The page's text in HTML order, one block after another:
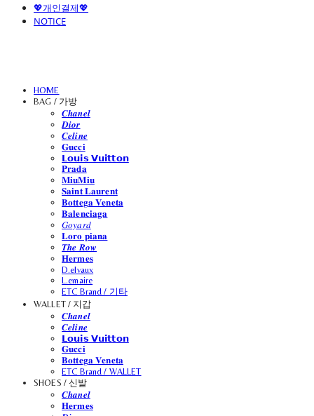
💖개인결제💖
NOTICE
HOME
BAG / 가방
𝑪𝒉𝒂𝒏𝒆𝒍
𝑫𝒊𝒐𝒓
𝑪𝒆𝒍𝒊𝒏𝒆
𝐆𝐮𝐜𝐜𝐢
𝗟𝗼𝘂𝗶𝘀 𝗩𝘂𝗶𝘁𝘁𝗼𝗻
𝐏𝐫𝐚𝐝𝐚
𝐌𝐢𝐮𝐌𝐢𝐮
𝐒𝐚𝐢𝐧𝐭 𝐋𝐚𝐮𝐫𝐞𝐧𝐭
𝐁𝐨𝐭𝐭𝐞𝐠𝐚 𝐕𝐞𝐧𝐞𝐭𝐚
𝐁𝐚𝐥𝐞𝐧𝐜𝐢𝐚𝐠𝐚
𝐺𝑜𝑦𝑎𝑟𝑑
𝐋𝐨𝐫𝐨 𝐩𝐢𝐚𝐧𝐚
𝑻𝒉𝒆 𝑹𝒐𝒘
𝐇𝐞𝐫𝐦𝐞𝐬
D.elvaux
L.emaire
ETC Brand / 기타
WALLET / 지갑
𝑪𝒉𝒂𝒏𝒆𝒍
𝑪𝒆𝒍𝒊𝒏𝒆
𝗟𝗼𝘂𝗶𝘀 𝗩𝘂𝗶𝘁𝘁𝗼𝗻
𝐆𝐮𝐜𝐜𝐢
𝐁𝐨𝐭𝐭𝐞𝐠𝐚 𝐕𝐞𝐧𝐞𝐭𝐚
ETC Brand / WALLET
SHOES / 신발
𝑪𝒉𝒂𝒏𝒆𝒍
𝐇𝐞𝐫𝐦𝐞𝐬